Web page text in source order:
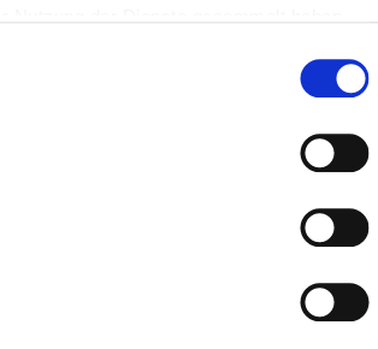
Sonnenrain 3b • CH-6221